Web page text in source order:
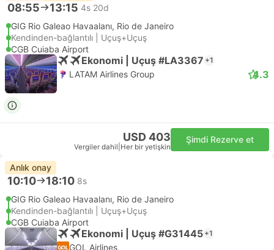
08:55 13:15 4s 20d
GIG Rio Galeao Havaalanı, Rio de Janeiro
Kendinden-bağlantılı | Uçuş+Uçuş
CGB Cuiaba Airport
Ekonomi | Uçuş #LA3367 +1
LATAM Airlines Group 4.3
USD 403
Vergiler dahil Her bir yetişkin
Şimdi Rezerve et
Anlık onay
10:10 18:10 8s
GIG Rio Galeao Havaalanı, Rio de Janeiro
Kendinden-bağlantılı | Uçuş+Uçuş
CGB Cuiaba Airport
Ekonomi | Uçuş #G31445 +1
GOL Airlines